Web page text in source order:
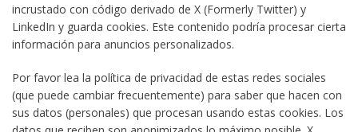
incrustado con código derivado de X (Formerly Twitter) y
LinkedIn y guarda cookies. Este contenido podría procesar cierta
información para anuncios personalizados.
Por favor lea la política de privacidad de estas redes sociales
(que puede cambiar frecuentemente) para saber que hacen con
sus datos (personales) que procesan usando estas cookies. Los